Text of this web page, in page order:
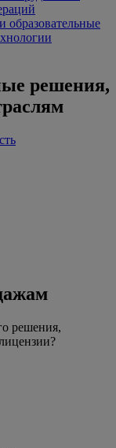
образовательные
решения,
решения,